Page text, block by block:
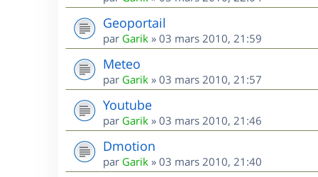
Geoportail
par Garik » 03 mars 2010, 21:59
Meteo
par Garik » 03 mars 2010, 21:57
Youtube
par Garik » 03 mars 2010, 21:46
Dmotion
par Garik » 03 mars 2010, 21:40